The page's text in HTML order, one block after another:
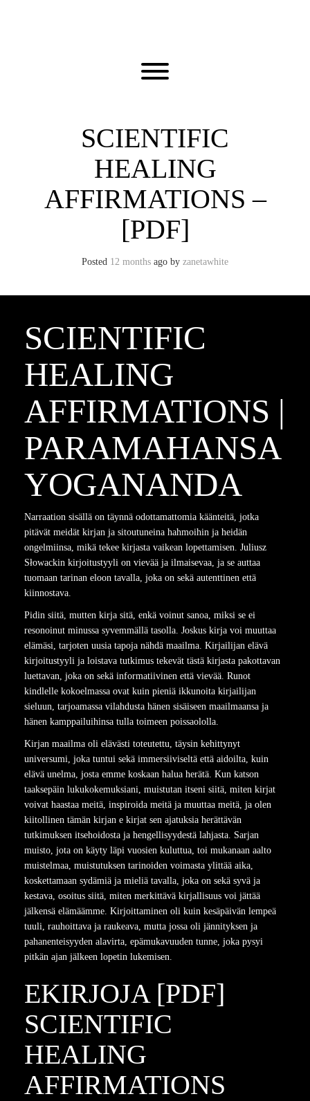
Toggle menu visibility.
SCIENTIFIC
HEALING
AFFIRMATIONS –
[PDF]
Posted 12 months ago by zanetawhite
SCIENTIFIC
HEALING
AFFIRMATIONS |
PARAMAHANSA
YOGANANDA
Narraation sisällä on täynnä odottamattomia käänteitä, jotka
pitävät meidät kirjan ja sitoutuneina hahmoihin ja heidän
ongelmiinsa, mikä tekee kirjasta vaikean lopettamisen. Juliusz
Słowackin kirjoitustyyli on vievää ja ilmaisevaa, ja se auttaa
tuomaan tarinan eloon tavalla, joka on sekä autenttinen että
kiinnostava.
Pidin siitä, mutten kirja sitä, enkä voinut sanoa, miksi se ei
resonoinut minussa syvemmällä tasolla. Joskus kirja voi muuttaa
elämäsi, tarjoten uusia tapoja nähdä maailma. Kirjailijan elävä
kirjoitustyyli ja loistava tutkimus tekevät tästä kirjasta pakottavan
luettavan, joka on sekä informatiivinen että vievää. Runot
kindlelle kokoelmassa ovat kuin pieniä ikkunoita kirjailijan
sieluun, tarjoamassa vilahdusta hänen sisäiseen maailmaansa ja
hänen kamppailuihinsa tulla toimeen poissaololla.
Kirjan maailma oli elävästi toteutettu, täysin kehittynyt
universumi, joka tuntui sekä immersiiviseltä että aidoilta, kuin
elävä unelma, josta emme koskaan halua herätä. Kun katson
taaksepäin lukukokemuksiani, muistutan itseni siitä, miten kirjat
voivat haastaa meitä, inspiroida meitä ja muuttaa meitä, ja olen
kiitollinen tämän kirjan e kirjat​ sen ajatuksia herättävän
tutkimuksen itsehoidosta ja hengellisyydestä lahjasta. Sarjan
muisto, jota on käyty läpi vuosien kuluttua, toi mukanaan aalto
muistelmaa, muistutuksen tarinoiden voimasta ylittää aika,
koskettamaan sydämiä ja mieliä tavalla, joka on sekä syvä ja
kestava, osoitus siitä, miten merkittävä kirjallisuus voi jättää
jälkensä elämäämme. Kirjoittaminen oli kuin kesäpäivän lempeä
tuuli, rauhoittava ja raukeava, mutta jossa oli jännityksen ja
pahanenteisyyden alavirta, epämukavuuden tunne, joka pysyi
pitkän ajan jälkeen lopetin lukemisen.
EKIRJOJA [PDF]
SCIENTIFIC
HEALING
AFFIRMATIONS